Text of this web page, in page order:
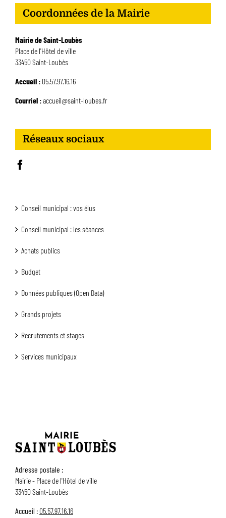
Coordonnées de la Mairie
Mairie de Saint-Loubès
Place de l'Hôtel de ville
33450 Saint-Loubès
Accueil :05.57.97.16.16
Courriel :accueil@saint-loubes.fr
Réseaux sociaux
Conseil municipal : vos élus
Conseil municipal : les séances
Achats publics
Budget
Données publiques (Open Data)
Grands projets
Recrutements et stages
Services municipaux
Adresse postale :
Mairie - Place de l'Hôtel de ville
33450 Saint-Loubès
Accueil :05.57.97.16.16